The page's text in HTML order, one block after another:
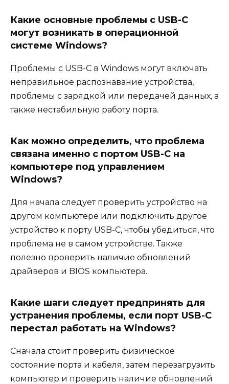
Какие основные проблемы с USB-C
могут возникать в операционной
системе Windows?
Проблемы с USB-C в Windows могут включать
неправильное распознавание устройства,
проблемы с зарядкой или передачей данных, а
также нестабильную работу порта.
Как можно определить, что проблема
связана именно с портом USB-C на
компьютере под управлением
Windows?
Для начала следует проверить устройство на
другом компьютере или подключить другое
устройство к порту USB-C, чтобы убедиться, что
проблема не в самом устройстве. Также
полезно проверить наличие обновлений
драйверов и BIOS компьютера.
Какие шаги следует предпринять для
устранения проблемы, если порт USB-C
перестал работать на Windows?
Сначала стоит проверить физическое
состояние порта и кабеля, затем перезагрузить
компьютер и проверить наличие обновлений